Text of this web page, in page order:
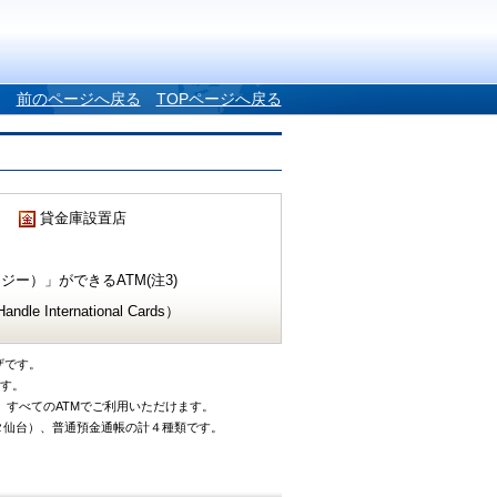
前のページへ戻る TOPページへ戻る
貸金庫設置店
ー）」ができるATM(注3)
International Cards）
す。
。
べてのATMでご利用いただけます。
台）、普通預金通帳の計４種類です。